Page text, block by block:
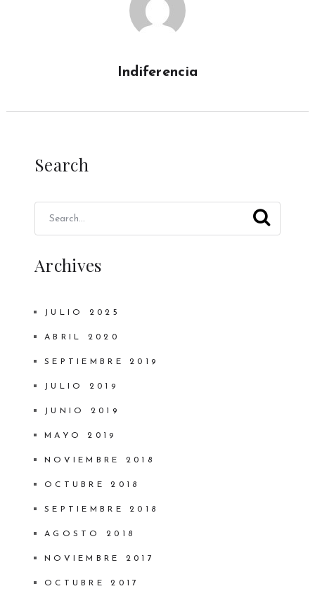
Indiferencia
Search
Archives
JULIO 2025
ABRIL 2020
SEPTIEMBRE 2019
JULIO 2019
JUNIO 2019
MAYO 2019
NOVIEMBRE 2018
OCTUBRE 2018
SEPTIEMBRE 2018
AGOSTO 2018
NOVIEMBRE 2017
OCTUBRE 2017